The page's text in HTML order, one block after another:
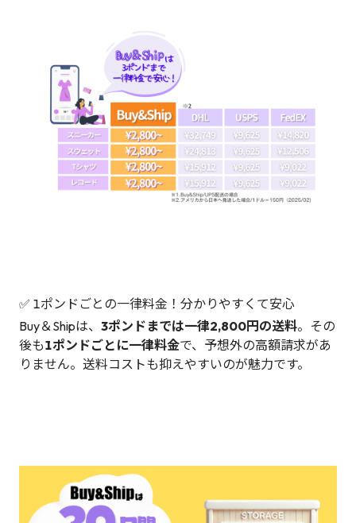
✅ 1ポンドごとの一律料金！分かりやすくて安心
Buy＆Shipは、 3ポンドまでは一律2,800円の送料。その
後も1ポンドごとに一律料金で、予想外の高額請求があ
りません。送料コストも抑えやすいのが魅力です。